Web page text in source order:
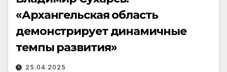
«Архангельская область
демонстрирует динамичные
темпы развития»
25.04.2025